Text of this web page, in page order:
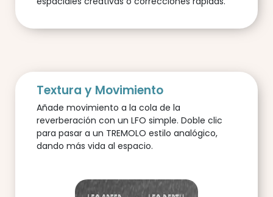
Textura y Movimiento
Añade movimiento a la cola de la
reverberación con un LFO simple. Doble clic
para pasar a un TREMOLO estilo analógico,
dando más vida al espacio.